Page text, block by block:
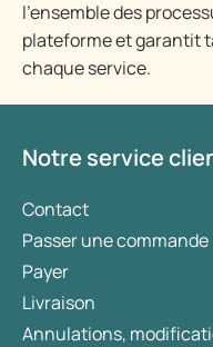
l’ensemble des
plateforme et garantit
chaque service.
Notre service
Contact
Passer une commande
Payer
Livraison
Annulations,